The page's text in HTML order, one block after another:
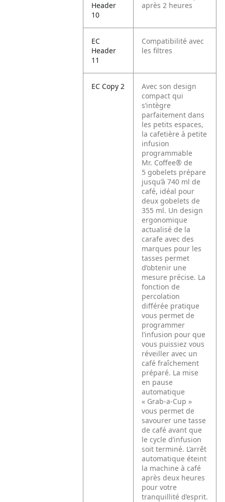
Header
10
après 2 heures
EC
Header
11
Compatibilité avec
les filtres
EC Copy 2
Avec son design
compact qui
s’intègre
parfaitement dans
les petits espaces,
la cafetière à petite
infusion
programmable
Mr. Coffee® de
5 gobelets prépare
jusqu’à 740 ml de
café, idéal pour
deux gobelets de
355 ml. Un design
ergonomique
actualisé de la
carafe avec des
marques pour les
tasses permet
d’obtenir une
mesure précise. La
fonction de
percolation
différée pratique
vous permet de
programmer
l’infusion pour que
vous puissiez vous
réveiller avec un
café fraîchement
préparé. La mise
en pause
automatique
« Grab-a-Cup »
vous permet de
savourer une tasse
de café avant que
le cycle d’infusion
soit terminé. L’arrêt
automatique éteint
la machine à café
après deux heures
pour votre
tranquillité d’esprit.